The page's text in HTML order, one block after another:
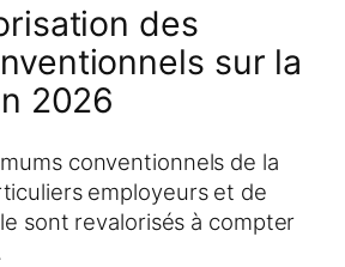
des
sur la
2026
conventionnels de la
employeurs et de
sont revalorisés à compter